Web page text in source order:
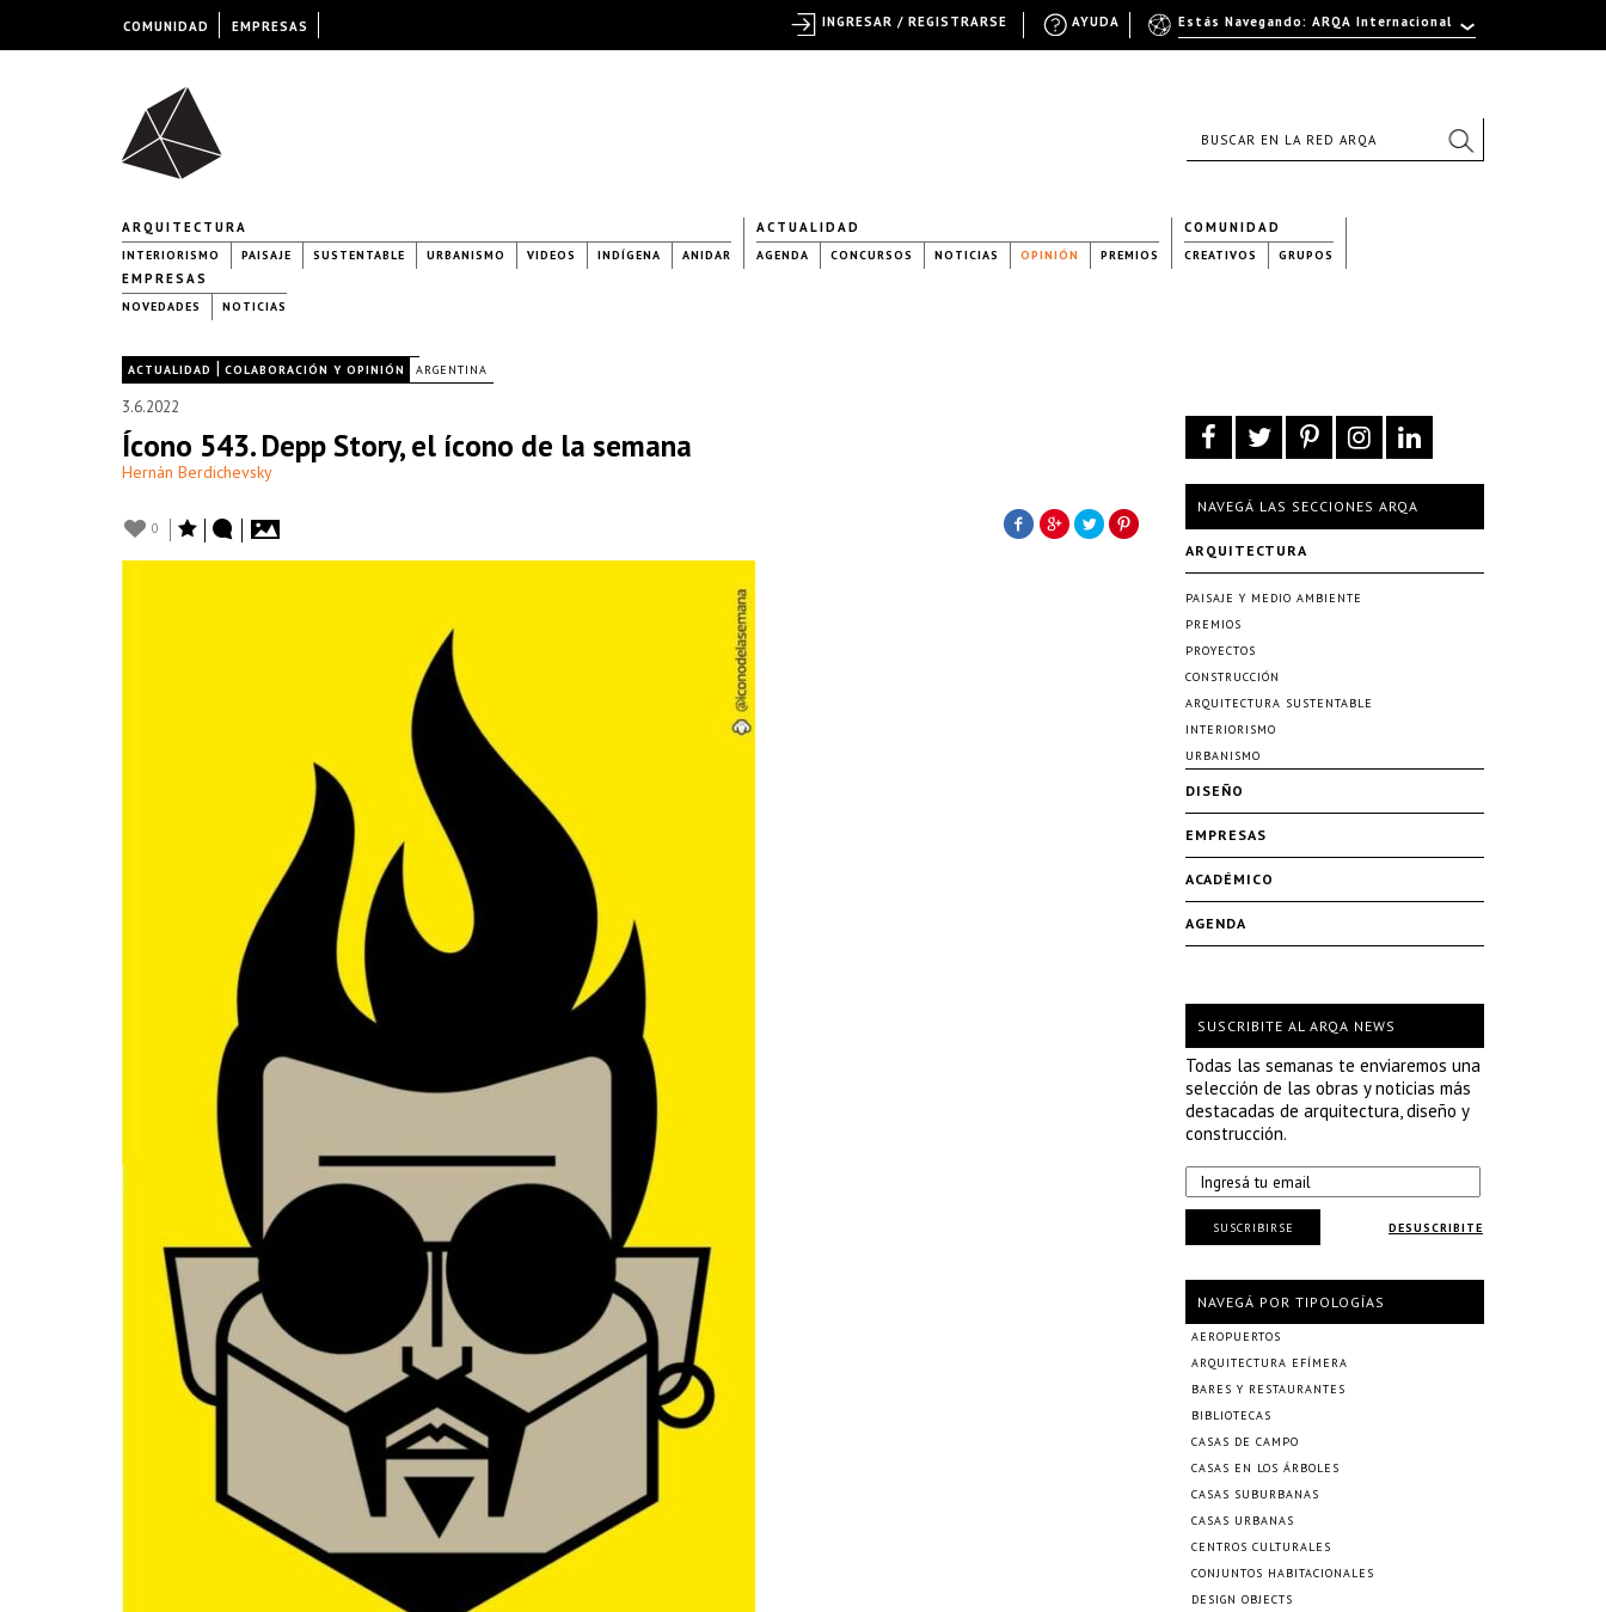
ARQUITECTURA
INTERIORISMO PAISAJE SUSTENTABLE URBANISMO VIDEOS INDÍGENA ANIDAR
ACTUALIDAD
AGENDA CONCURSOS NOTICIAS OPINIÓN PREMIOS
COMUNIDAD
CREATIVOS GRUPOS
EMPRESAS
NOVEDADES NOTICIAS
ACTUALIDAD | COLABORACIÓN Y OPINIÓN ARGENTINA
3.6.2022
Ícono 543. Depp Story, el ícono de la semana
Hernán Berdichevsky
0
NAVEGÁ LAS SECCIONES ARQA
ARQUITECTURA
PAISAJE Y MEDIO AMBIENTE
PREMIOS
PROYECTOS
CONSTRUCCIÓN
ARQUITECTURA SUSTENTABLE
INTERIORISMO
URBANISMO
DISEÑO
EMPRESAS
ACADÉMICO
AGENDA
SUSCRIBITE AL ARQA NEWS
Todas las semanas te enviaremos una
selección de las obras y noticias más
destacadas de arquitectura, diseño y
construcción.
DESUSCRIBITE
SUSCRIBIRSE
NAVEGÁ POR TIPOLOGÍAS
AEROPUERTOS
ARQUITECTURA EFÍMERA
BARES Y RESTAURANTES
BIBLIOTECAS
CASAS DE CAMPO
CASAS EN LOS ÁRBOLES
CASAS SUBURBANAS
CASAS URBANAS
CENTROS CULTURALES
CONJUNTOS HABITACIONALES
DESIGN OBJECTS
COMUNIDAD EMPRESAS Estás Navegando: ARQA Internacional
AYUDA
INGRESAR / REGISTRARSE